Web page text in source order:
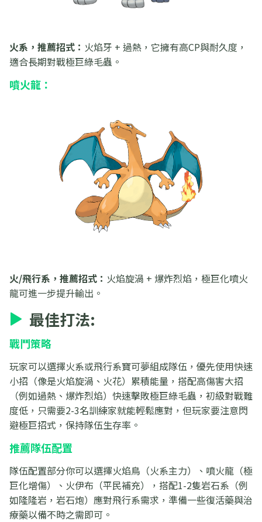
火系，推薦招式： 火焰牙 + 過熱，它擁有高CP與耐久度，
適合長期對戰極巨綠毛蟲。
噴火龍：
火/飛行系，推薦招式： 火焰旋渦 + 爆炸烈焰，極巨化噴火
龍可進一步提升輸出。
最佳打法:
戰鬥策略
玩家可以選擇火系或飛行系寶可夢組成隊伍，優先使用快速
小招（像是火焰旋渦、火花）累積能量，搭配高傷害大招
（例如過熱、爆炸烈焰）快速擊敗極巨綠毛蟲，初級對戰難
度低，只需要2-3名訓練家就能輕鬆應對，但玩家要注意閃
避極巨招式，保持隊伍生存率。
推薦隊伍配置
隊伍配置部分你可以選擇火焰鳥（火系主力）、噴火龍（極
巨化增傷）、火伊布（平民補充），搭配1-2隻岩石系（例
如隆隆岩，岩石炮）應對飛行系需求，準備一些復活藥與治
療藥以備不時之需即可。